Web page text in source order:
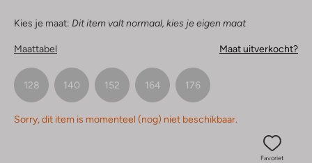
Kies je maat: Dit item valt normaal, kies je eigen maat
Maattabel Maat uitverkocht?
128 140 152 164 176
Sorry, dit item is momenteel (nog) niet beschikbaar.
Favoriet